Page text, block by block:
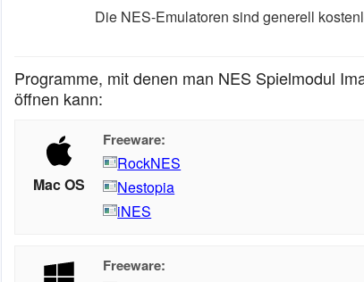
Die NES-Emulatoren sind generell
Programme, mit denen man NES Spielmodul
öffnen kann:
Mac OS
Freeware:
RockNES
Nestopia
iNES
Freeware: